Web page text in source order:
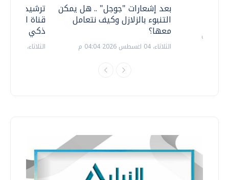
ترشيدا
قناة
ذكي
الثلاثاء، 14 يوليو 2026 06:11 م
بعد إشعارات "جوجل" .. هل يمكن
التنبوء بالزلازل وكيف نتعامل
معها؟
الثلاثاء، 04 اغسطس 2026 04:04 م